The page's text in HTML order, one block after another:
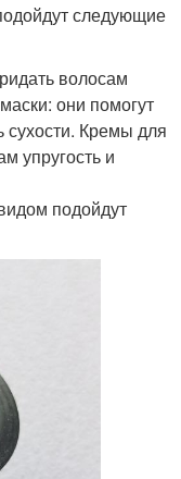
следующие
волосам
они помогут
сухости. Кремы для
упругость и
подойдут